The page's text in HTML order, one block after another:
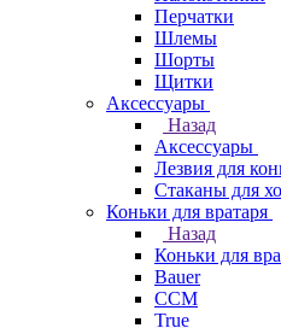
Перчатки
Шлемы
Шорты
Щитки
Аксессуары
Назад
Аксессуары
Лезвия для
Стаканы для
Коньки для вратаря
Назад
Коньки для
Bauer
CCM
True